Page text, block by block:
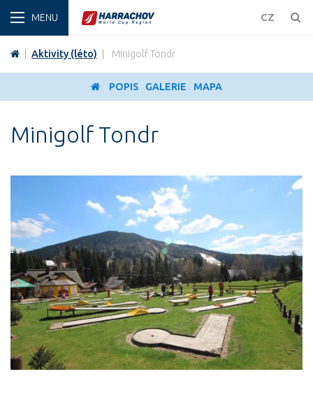
CZ
ZIMA
Aktivity (léto) Minigolf Tondr
POPIS GALERIE MAPA
Minigolf Tondr